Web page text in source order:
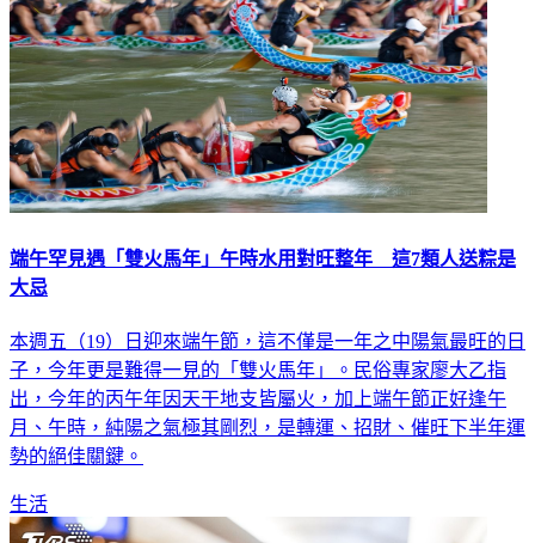
端午罕見遇「雙火馬年」午時水用對旺整年 這7類人送粽是
大忌
本週五（19）日迎來端午節，這不僅是一年之中陽氣最旺的日
子，今年更是難得一見的「雙火馬年」。民俗專家廖大乙指
出，今年的丙午年因天干地支皆屬火，加上端午節正好逢午
月、午時，純陽之氣極其剛烈，是轉運、招財、催旺下半年運
勢的絕佳關鍵。
生活